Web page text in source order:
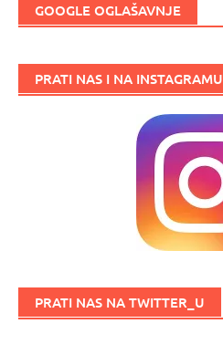
GOOGLE OGLAŠAVNJE
PRATI NAS I NA INSTAGRAMU
PRATI NAS NA TWITTER_U